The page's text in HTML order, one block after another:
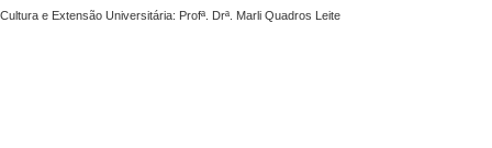
Cultura e Extensão Universitária: Profª. Drª. Marli Quadros Leite